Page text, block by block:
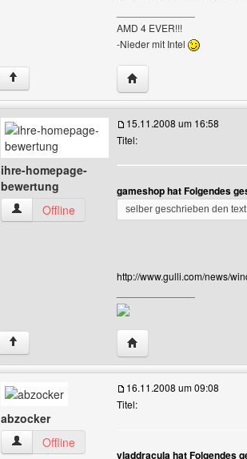
AMD 4 EVER!!!
-Nieder mit Intel
↑ Website dieses
ihre-homepage-
bewertung
ihre-homepage-bewertung Benutzer-Profile
Offline
15.11.2008 um 16:58
Titel:
gameshop hat Folgendes
selber geschrieben den
http://www.gulli.com/news/
↑ Website dieses
abzocker
abzocker Benutzer-Profile anzeigen
Offline
16.11.2008 um 09:08
Titel:
vladdracula hat Folgendes